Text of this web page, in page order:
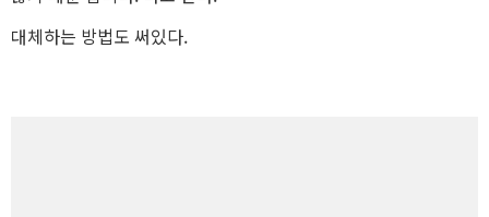
대체하는 방법도 써있다.